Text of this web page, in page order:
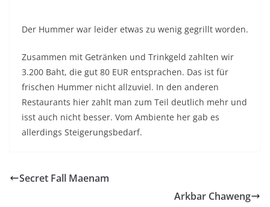
Der Hummer war leider etwas zu wenig gegrillt worden.
Zusammen mit Getränken und Trinkgeld zahlten wir
3.200 Baht, die gut 80 EUR entsprachen. Das ist für
frischen Hummer nicht allzuviel. In den anderen
Restaurants hier zahlt man zum Teil deutlich mehr und
isst auch nicht besser. Vom Ambiente her gab es
allerdings Steigerungsbedarf.
Secret Fall Maenam
Arkbar Chaweng